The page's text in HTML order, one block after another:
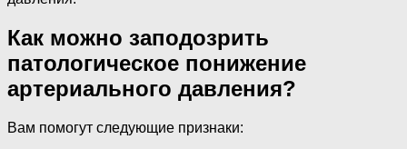
Как можно заподозрить
патологическое понижение
артериального давления?
Вам помогут следующие признаки: